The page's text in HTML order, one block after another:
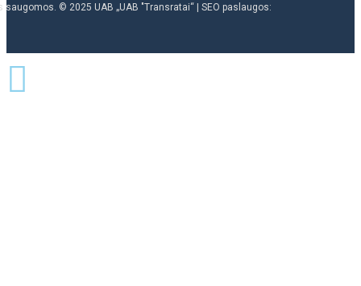
saugomos. © 2025 UAB „UAB "Transratai“ | SEO paslaugos: